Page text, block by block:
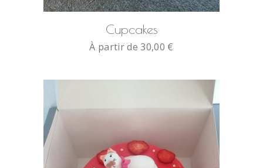
Cupcakes
À partir de30,00 €